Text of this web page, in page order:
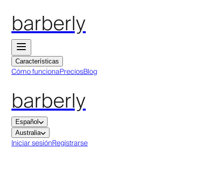
barberly
Características
Cómo funcionaPreciosBlog
barberly
Español
Australia
Iniciar sesiónRegistrarse